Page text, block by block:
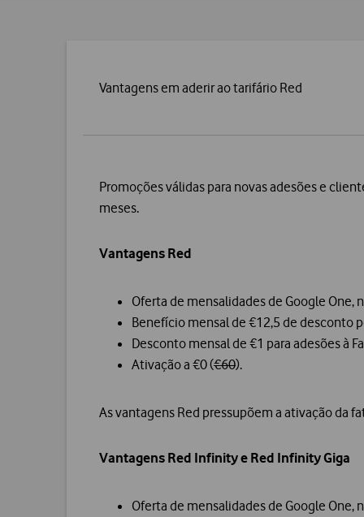
Vantagens em aderir ao tarifário Red
Promoções válidas para novas adesões e
meses.
Vantagens Red
Oferta de mensalidades de Google One,
Benefício mensal de €12,5 de desconto
Desconto mensal de €1 para adesões à
Ativação a €0 (€60).
As vantagens Red pressupõem a ativação da
Vantagens Red Infinity e Red Infinity Giga
Oferta de mensalidades de Google One,